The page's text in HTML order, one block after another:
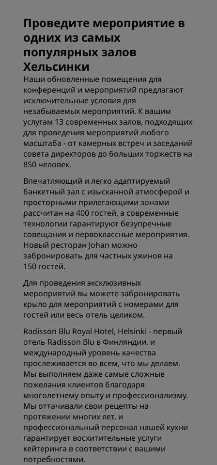
Проведите мероприятие в
одних из самых
популярных залов
Хельсинки
Наши обновленные помещения для
конференций и мероприятий предлагают
исключительные условия для
незабываемых мероприятий. К вашим
услугам 13 современных залов, подходящих
для проведения мероприятий любого
масштаба - от камерных встреч и заседаний
совета директоров до больших торжеств на
850 человек.
Впечатляющий и легко адаптируемый
банкетный зал с изысканной атмосферой и
просторными прилегающими зонами
рассчитан на 400 гостей, а современные
технологии гарантируют безупречные
совещания и первоклассные мероприятия.
Новый ресторан Johan можно
забронировать для частных ужинов на
150 гостей.
Для проведения эксклюзивных
мероприятий вы можете забронировать
крыло для мероприятий с номерами для
гостей или весь отель целиком.
Radisson Blu Royal Hotel, Helsinki - первый
отель Radisson Blu в Финляндии, и
международный уровень качества
прослеживается во всем, что мы делаем.
Мы выполняем даже самые сложные
пожелания клиентов благодаря
многолетнему опыту и профессионализму.
Мы оттачивали свои рецепты на
протяжении многих лет, и
профессиональный персонал нашей кухни
гарантирует восхитительные услуги
кейтеринга в соответствии с вашими
потребностями.